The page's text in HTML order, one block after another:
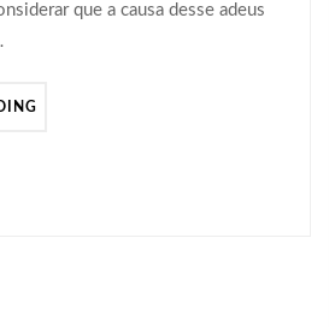
que a causa desse adeus